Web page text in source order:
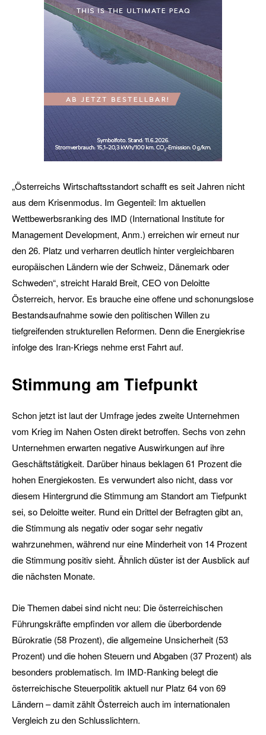
„Österreichs Wirtschaftsstandort schafft es seit Jahren nicht
aus dem Krisenmodus. Im Gegenteil: Im aktuellen
Wettbewerbsranking des IMD (International Institute for
Management Development, Anm.) erreichen wir erneut nur
den 26. Platz und verharren deutlich hinter vergleichbaren
europäischen Ländern wie der Schweiz, Dänemark oder
Schweden“, streicht Harald Breit, CEO von Deloitte
Österreich, hervor. Es brauche eine offene und schonungslose
Bestandsaufnahme sowie den politischen Willen zu
tiefgreifenden strukturellen Reformen. Denn die Energiekrise
infolge des Iran-Kriegs nehme erst Fahrt auf.
Stimmung am Tiefpunkt
Schon jetzt ist laut der Umfrage jedes zweite Unternehmen
vom Krieg im Nahen Osten direkt betroffen. Sechs von zehn
Unternehmen erwarten negative Auswirkungen auf ihre
Geschäftstätigkeit. Darüber hinaus beklagen 61 Prozent die
hohen Energiekosten. Es verwundert also nicht, dass vor
diesem Hintergrund die Stimmung am Standort am Tiefpunkt
sei, so Deloitte weiter. Rund ein Drittel der Befragten gibt an,
die Stimmung als negativ oder sogar sehr negativ
wahrzunehmen, während nur eine Minderheit von 14 Prozent
die Stimmung positiv sieht. Ähnlich düster ist der Ausblick auf
die nächsten Monate.
Die Themen dabei sind nicht neu: Die österreichischen
Führungskräfte empfinden vor allem die überbordende
Bürokratie (58 Prozent), die allgemeine Unsicherheit (53
Prozent) und die hohen Steuern und Abgaben (37 Prozent) als
besonders problematisch. Im IMD-Ranking belegt die
österreichische Steuerpolitik aktuell nur Platz 64 von 69
Ländern – damit zählt Österreich auch im internationalen
Vergleich zu den Schlusslichtern.